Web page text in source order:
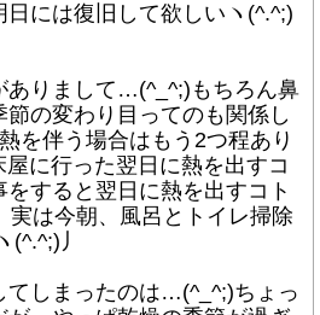
には復旧して欲しいヽ(^.^;)
りまして…(^_^;)もちろん鼻
の変わり目ってのも関係し
を伴う場合はもう2つ程あり
に行った翌日に熱を出すコ
をすると翌日に熱を出すコト
は今朝、風呂とトイレ掃除
丿
しまったのは…(^_^;)ちょっ